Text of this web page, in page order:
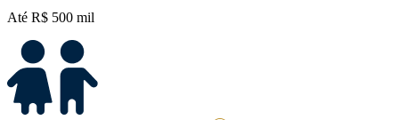
Até R$ 500 mil